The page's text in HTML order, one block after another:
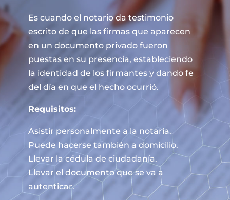
Es cuando el notario da testimonio
escrito de que las firmas que aparecen
en un documento privado fueron
puestas en su presencia, estableciendo
la identidad de los firmantes y dando fe
del día en que el hecho ocurrió.
Requisitos:
Asistir personalmente a la notaría.
Puede hacerse también a domicilio.
Llevar la cédula de ciudadanía.
Llevar el documento que se va a
autenticar.